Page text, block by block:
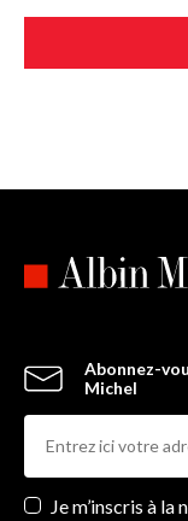
Abonnez-
Michel
Newsletters
Je m’inscris à